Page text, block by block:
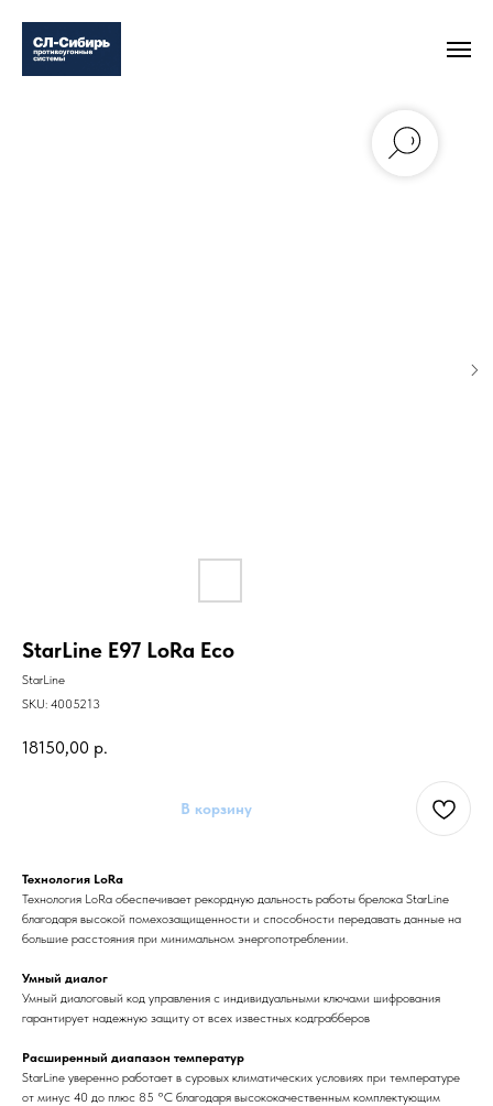
StarLine E97 LoRa Eco
StarLine
SKU: 4005213
18150,00 р.
В корзину
Технология LoRa
Технология LoRa обеспечивает рекордную дальность работы брелока StarLine
благодаря высокой помехозащищенности и способности передавать данные на
большие расстояния при минимальном энергопотреблении.
Умный диалог
Умный диалоговый код управления c индивидуальными ключами шифрования
гарантирует надежную защиту от всех известных кодграбберов
Расширенный диапазон температур
StarLine уверенно работает в суровых климатических условиях при температуре
от минус 40 до плюс 85 °С благодаря высококачественным комплектующим